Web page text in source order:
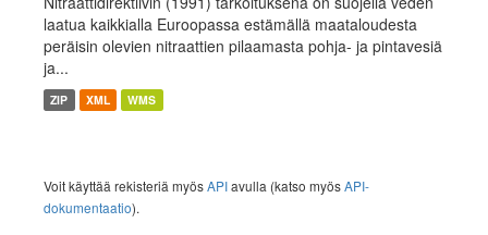
laatua kaikkialla Euroopassa estämällä maataloudesta
peräisin olevien nitraattien pilaamasta pohja- ja pintavesiä
ja...
ZIP XML WMS
Voit käyttää rekisteriä myösAPIavulla (katso myösAPI-
dokumentaatio).